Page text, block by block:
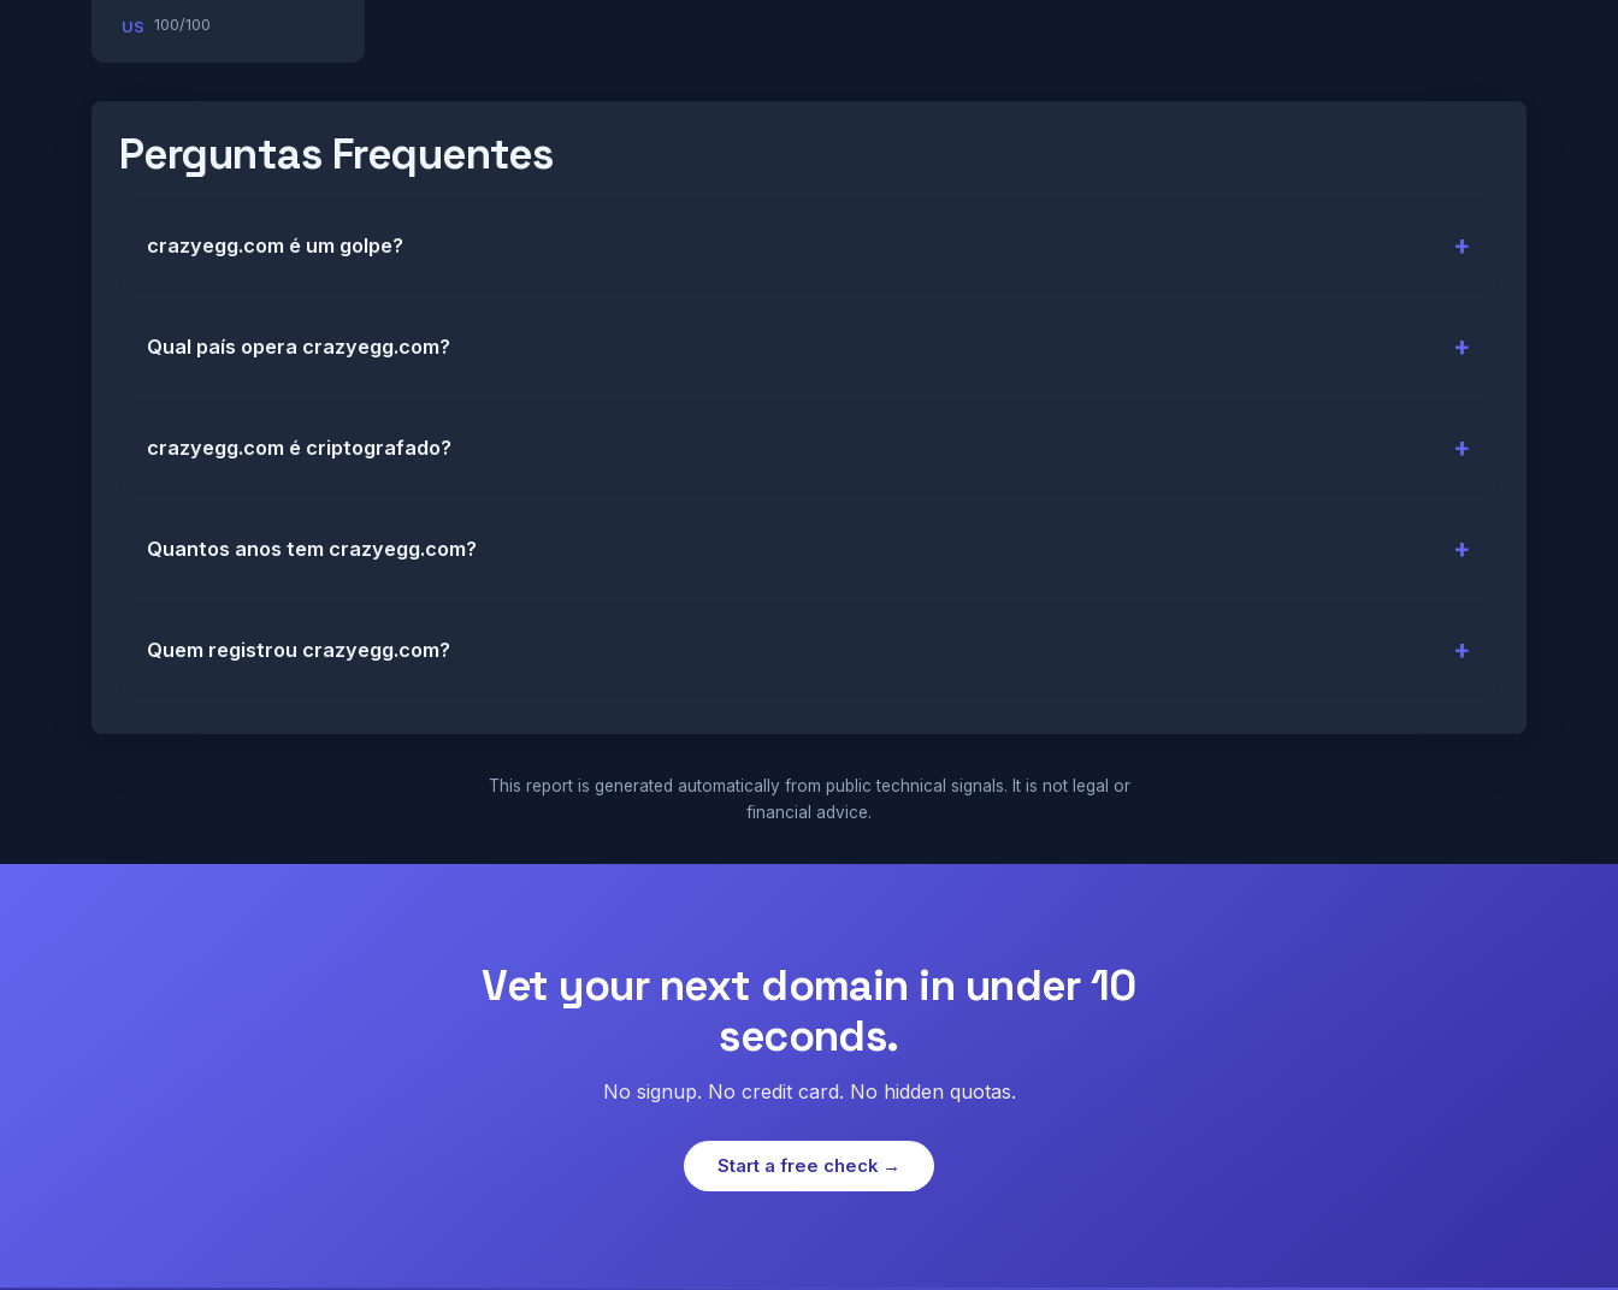
US 100/100
Perguntas Frequentes
crazyegg.com é um golpe?
Qual país opera crazyegg.com?
crazyegg.com é criptografado?
Quantos anos tem crazyegg.com?
Quem registrou crazyegg.com?
This report is generated automatically from public technical signals. It is not legal or
financial advice.
Vet your next domain in under 10
seconds.
No signup. No credit card. No hidden quotas.
Start a free check →